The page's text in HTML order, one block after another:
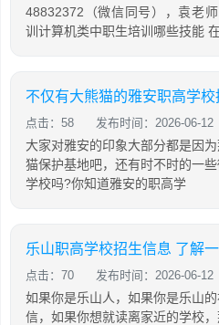
48832372（微信同号），袁老
训计算机类中职生培训哪些技能
不仅有大熊猫的雅安职高学校
点击：58 发布时间：2026-06-12
大家对雅安的印象大部分都是因
猫保护基地吧，还有时不时的一
学校吗?你知道雅安的职高学
乐山职高学校招生信息 了解
点击：70 发布时间：2026-06-12
如果你是乐山人，如果你是乐山
信，如果你想就读离家近的学校